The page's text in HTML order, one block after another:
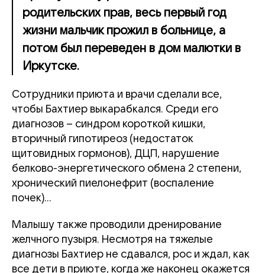
родительских прав, весь первый год
жизни мальчик прожил в больнице, а
потом был переведен в дом малютки в
Иркутске.
Сотрудники приюта и врачи сделали все,
чтобы Бахтиер выкарабкался. Среди его
диагнозов – синдром короткой кишки,
вторичный гипотиреоз (недостаток
щитовидных гормонов), ДЦП, нарушение
белково-энергетического обмена 2 степени,
хронический пиелонефрит (воспаление
почек)...
Малышу также проводили дренирование
желчного пузыря. Несмотря на тяжелые
диагнозы Бахтиер не сдавался, рос и ждал, как
все дети в приюте, когда же наконец окажется